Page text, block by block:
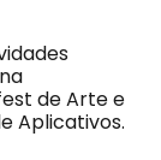
de Arte e
Aplicativos.